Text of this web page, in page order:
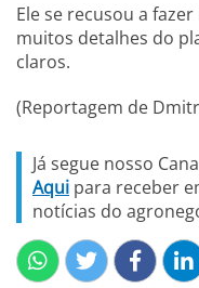
Ele se recusou a
muitos detalhes do
claros.
(Reportagem de
Já segue nosso
Aqui para receber
notícias do